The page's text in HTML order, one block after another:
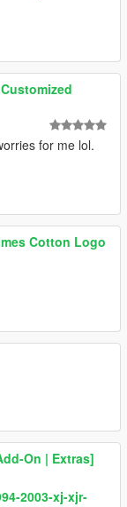
for me lol.
Cotton Logo
On | Extras]
2003-xj-xjr-